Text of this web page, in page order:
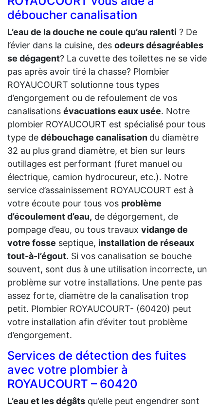
déboucher canalisation
L’eau de la douche ne coule qu’au ralenti ? De
l’évier dans la cuisine, des odeurs désagréables
se dégagent? La cuvette des toilettes ne se vide
pas après avoir tiré la chasse? Plombier
ROYAUCOURT solutionne tous types
d’engorgement ou de refoulement de vos
canalisations évacuations eaux usée. Notre
plombier ROYAUCOURT est spécialisé pour tous
type de débouchage canalisation du diamètre
32 au plus grand diamètre, et bien sur leurs
outillages est performant (furet manuel ou
électrique, camion hydrocureur, etc.). Notre
service d’assainissement ROYAUCOURT est à
votre écoute pour tous vos problème
d’écoulement d’eau, de dégorgement, de
pompage d’eau, ou tous travaux vidange de
votre fosse septique, installation de réseaux
tout-à-l’égout. Si vos canalisation se bouche
souvent, sont dus à une utilisation incorrecte, un
problème sur votre installations. Une pente pas
assez forte, diamètre de la canalisation trop
petit. Plombier ROYAUCOURT- (60420) peut
votre installation afin d’éviter tout problème
d’engorgement.
Services de détection des fuites
avec votre plombier à
ROYAUCOURT – 60420
L’eau et les dégâts qu’elle peut engendrer sont